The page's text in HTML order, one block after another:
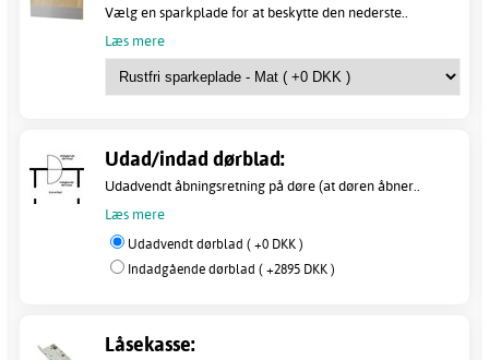
Vælg en sparkplade for at beskytte den nederste..
Læs mere
Udad/indad dørblad:
Udadvendt åbningsretning på døre (at døren åbner..
Læs mere
Udadvendt dørblad ( +0 DKK )
Indadgående dørblad ( +2895 DKK )
Låsekasse: